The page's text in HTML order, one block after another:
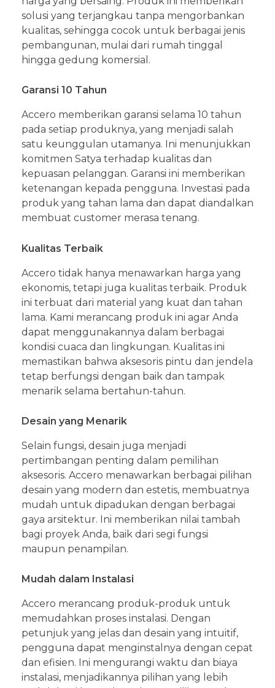
solusi yang terjangkau tanpa mengorbankan
kualitas, sehingga cocok untuk berbagai jenis
pembangunan, mulai dari rumah tinggal
hingga gedung komersial.
Garansi 10 Tahun
Accero memberikan garansi selama 10 tahun
pada setiap produknya, yang menjadi salah
satu keunggulan utamanya. Ini menunjukkan
komitmen Satya terhadap kualitas dan
kepuasan pelanggan. Garansi ini memberikan
ketenangan kepada pengguna. Investasi pada
produk yang tahan lama dan dapat diandalkan
membuat customer merasa tenang.
Kualitas Terbaik
Accero tidak hanya menawarkan harga yang
ekonomis, tetapi juga kualitas terbaik. Produk
ini terbuat dari material yang kuat dan tahan
lama. Kami merancang produk ini agar Anda
dapat menggunakannya dalam berbagai
kondisi cuaca dan lingkungan. Kualitas ini
memastikan bahwa aksesoris pintu dan jendela
tetap berfungsi dengan baik dan tampak
menarik selama bertahun-tahun.
Desain yang Menarik
Selain fungsi, desain juga menjadi
pertimbangan penting dalam pemilihan
aksesoris. Accero menawarkan berbagai pilihan
desain yang modern dan estetis, membuatnya
mudah untuk dipadukan dengan berbagai
gaya arsitektur. Ini memberikan nilai tambah
bagi proyek Anda, baik dari segi fungsi
maupun penampilan.
Mudah dalam Instalasi
Accero merancang produk-produk untuk
memudahkan proses instalasi. Dengan
petunjuk yang jelas dan desain yang intuitif,
pengguna dapat menginstalnya dengan cepat
dan efisien. Ini mengurangi waktu dan biaya
instalasi, menjadikannya pilihan yang lebih